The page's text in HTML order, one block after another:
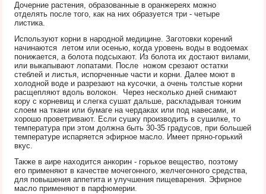
Дочерние растения, образованные в оранжереях можно
отделять после того, как на них образуется три - четыре
листика.
Используют корни в народной медицине. Заготовки корений
начинаются летом или осенью, когда уровень воды в водоемах
понижается, а болота подсыхают. Из болота их достают вилами,
или выкапывают лопатами. После ножом срезают остатки
стеблей и листья, испорченные части и корни. Далее моют в
холодной воде и разрезают на кусочки, а очень толстые корни
расщепляют вдоль волокон. Через несколько дней снимают
кору с корневищ и слегка сушат дальше, раскладывая тонким
слоем на ткани или бумаге на чердаках или под навесами, и
хорошо проветривают. Если сушку производить в сушилке, то
температура при этом должна быть 30-35 градусов, при большей
температуре испаряется эфирное масло. Имеет пряно-горький
вкус.
Также в аире находится анкорин - горькое вещество, поэтому
его применяют в качестве мочегонного, желчегонного средства,
для повышения аппетита и улучшения пищеварения. Эфирное
масло применяют в парфюмерии.